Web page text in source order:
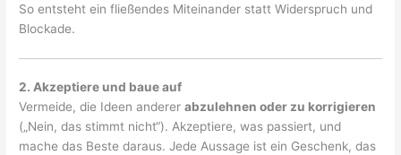
So entsteht ein fließendes Miteinander statt Widerspruch und
Blockade.
2. Akzeptiere und baue auf
Vermeide, die Ideen andererabzulehnen oder zu korrigieren
(„Nein, das stimmt nicht“). Akzeptiere, was passiert, und
mache das Beste daraus. Jede Aussage ist ein Geschenk, das